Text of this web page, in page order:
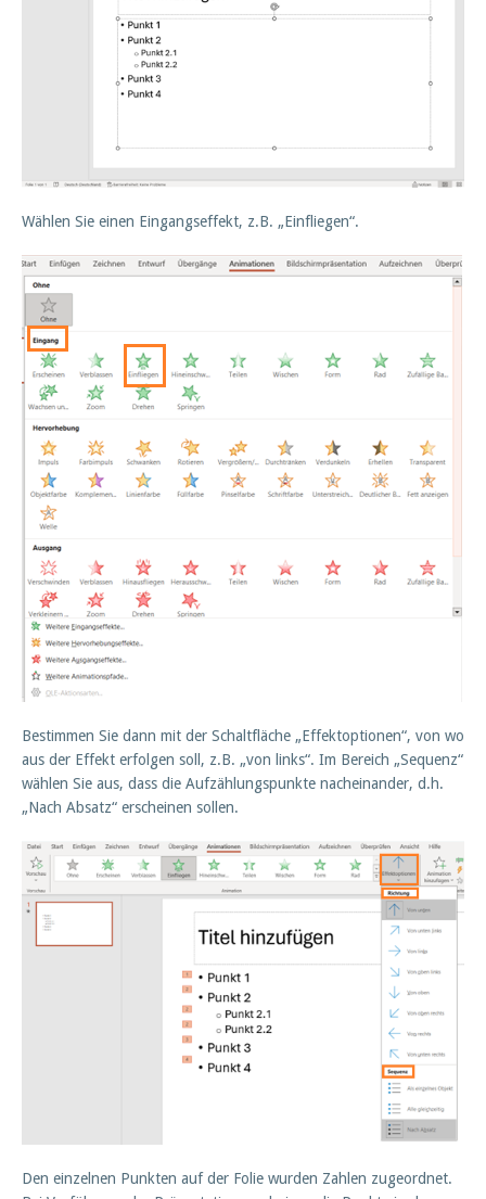
Wählen Sie einen Eingangseffekt, z.B. „Einfliegen“.
Bestimmen Sie dann mit der Schaltfläche „Effektoptionen“, von wo
aus der Effekt erfolgen soll, z.B. „von links“. Im Bereich „Sequenz“
wählen Sie aus, dass die Aufzählungspunkte nacheinander, d.h.
„Nach Absatz“ erscheinen sollen.
Den einzelnen Punkten auf der Folie wurden Zahlen zugeordnet.